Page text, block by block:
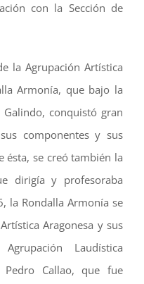
con la Sección de
la Agrupación Artística
Armonía, que bajo la
conquistó gran
componentes y sus
se creó también la
dirigía y profesoraba
la Rondalla Armonía se
Aragonesa y sus
Laudística
Callao, que fue